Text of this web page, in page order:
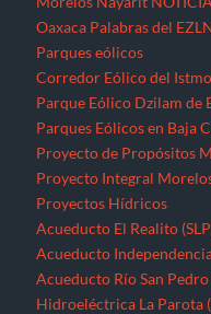
Oaxaca Palabras del
Parques eólicos
Corredor Eólico del
Parque Eólico Dzilam de
Parques Eólicos en Baja
Proyecto de Propósitos
Proyecto Integral
Proyectos Hídricos
Acueducto El Realito
Acueducto
Acueducto Río San
Hidroeléctrica La Parota